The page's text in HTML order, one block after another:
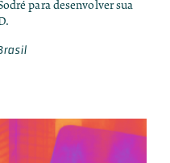
para desenvolver sua